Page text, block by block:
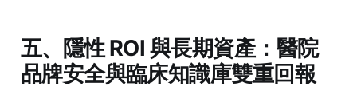
五、隱性 ROI 與長期資產：醫院
品牌安全與臨床知識庫雙重回報